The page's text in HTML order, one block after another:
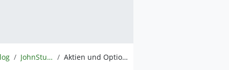
JohnStuartMill Aktien und Optionen … einmal etwas für Anleger in unsicheren Zeiten